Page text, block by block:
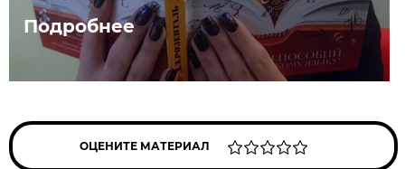
Подробнее
ОЦЕНИТЕ МАТЕРИАЛ